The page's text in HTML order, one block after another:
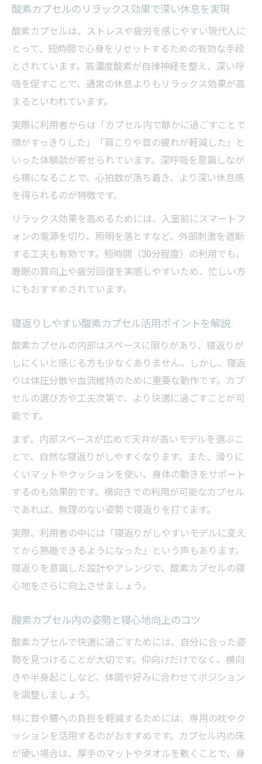
自宅レンタル酸素カプセルの選び方と注意
点
酸素カプセルで家族も快適に過ごせる工夫
寝心地を左右する酸素カプセル内のくつろぎ方
酸素カプセル内でリラックスできる姿勢と
コツ
寝返りと姿勢変化で酸素カプセルの心地良
さ実感
酸素カプセルでくつろげる環境づくりのヒ
ント
酸素カプセル利用時のストレス軽減方法を
紹介
酸素カプセルで深いリラックスを得る呼吸
法
横向きや仰向けで快適に休む酸素カプセル体験
酸素カプセルで横向き・仰向けどちらが快
酸素カプセルで背中や肩を楽に保つ寝方の
工夫
酸素カプセルで寝返りしやすい体勢のポイ
ション
レンタルや自宅導入で変わる酸素カプセルの魅
酸素カプセルのレンタルと自宅導入の違い
酸素カプセルを安く使うレンタル活用術の
紹介
口コミで分かる酸素カプセルの寝心地と満
酸素カプセルは家庭導入でどこまで快適に
なる？
酸素カプセル効果を実感した体験談をチェ
ック
酸素カプセルのリラックス効果で深い休息を実現
酸素カプセルは、ストレスや疲労を感じやすい現代人に
とって、短時間で心身をリセットするための有効な手段
とされています。高濃度酸素が自律神経を整え、深い呼
吸を促すことで、通常の休息よりもリラックス効果が高
まるといわれています。
実際に利用者からは「カプセル内で静かに過ごすことで
頭がすっきりした」「肩こりや首の疲れが軽減した」と
いった体験談が寄せられています。深呼吸を意識しなが
ら横になることで、心拍数が落ち着き、より深い休息感
を得られるのが特徴です。
リラックス効果を高めるためには、入室前にスマートフ
ォンの電源を切り、照明を落とすなど、外部刺激を遮断
する工夫も有効です。短時間（30分程度）の利用でも、
睡眠の質向上や疲労回復を実感しやすいため、忙しい方
にもおすすめされています。
寝返りしやすい酸素カプセル活用ポイントを解説
酸素カプセルの内部はスペースに限りがあり、寝返りが
しにくいと感じる方も少なくありません。しかし、寝返
りは体圧分散や血流維持のために重要な動作です。カプ
セルの選び方や工夫次第で、より快適に過ごすことが可
能です。
まず、内部スペースが広めで天井が高いモデルを選ぶこ
とで、自然な寝返りがしやすくなります。また、滑りに
くいマットやクッションを使い、身体の動きをサポート
するのも効果的です。横向きでの利用が可能なカプセル
であれば、無理のない姿勢で寝返りを打てます。
実際、利用者の中には「寝返りがしやすいモデルに変え
てから熟睡できるようになった」という声もあります。
寝返りを意識した設計やアレンジで、酸素カプセルの寝
心地をさらに向上させましょう。
酸素カプセル内の姿勢と寝心地向上のコツ
酸素カプセルで快適に過ごすためには、自分に合った姿
勢を見つけることが大切です。仰向けだけでなく、横向
きや半身起こしなど、体調や好みに合わせてポジション
を調整しましょう。
特に首や腰への負担を軽減するためには、専用の枕やク
ッションを活用するのがおすすめです。カプセル内の床
が硬い場合は、厚手のマットやタオルを敷くことで、身